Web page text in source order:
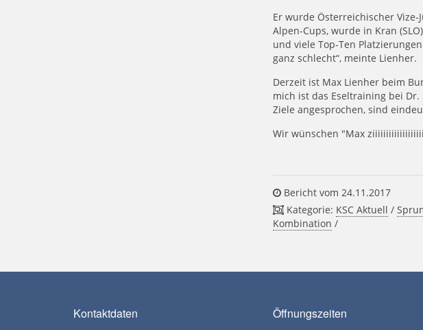
Er wurde Österreichischer
Alpen-Cups, wurde in Kran
und viele Top-Ten
ganz schlecht“, meinte Lienher.
Derzeit ist Max Lienher beim
mich ist das Eseltraining bei
Ziele angesprochen, sind
Wir wünschen "Max
Bericht vom 24.11.2017
Kategorie: KSC Aktuell /
Kombination /
Kontaktdaten Öffnungszeiten